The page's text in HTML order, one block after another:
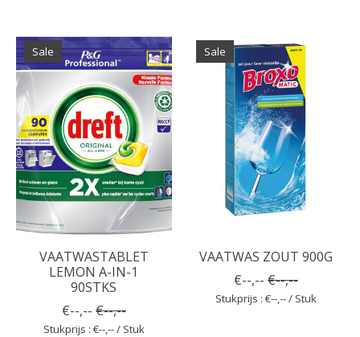
Sale
VAATWASTABLET
LEMON A-IN-1
90STKS
€--,-- €--,--
Stukprijs : €--,-- / Stuk
Sale
VAATWAS ZOUT 900G
€--,-- €--,--
Stukprijs : €--,-- / Stuk